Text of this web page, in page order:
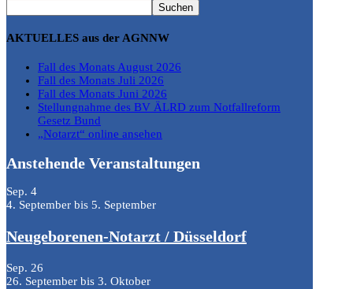
Suchen
AKTUELLES aus der AGNNW
Fall des Monats August 2026
Fall des Monats Juli 2026
Fall des Monats Juni 2026
Stellungnahme des BV ÄLRD zum Notfallreform
Gesetz Bund
„Notarzt“ online ansehen
Anstehende Veranstaltungen
Sep. 4
4. September bis 5. September
Neugeborenen-Notarzt / Düsseldorf
Sep. 26
26. September bis 3. Oktober